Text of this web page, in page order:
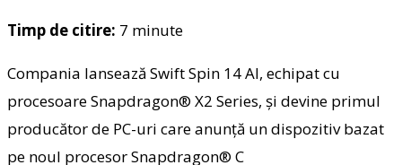
Timp de citire: 7 minute
Compania lansează Swift Spin 14 AI, echipat cu
procesoare Snapdragon® X2 Series, și devine primul
producător de PC-uri care anunță un dispozitiv bazat
pe noul procesor Snapdragon® C